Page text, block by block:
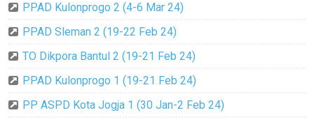
PPAD Kulonprogo 2 (4-6 Mar 24)
PPAD Sleman 2 (19-22 Feb 24)
TO Dikpora Bantul 2 (19-21 Feb 24)
PPAD Kulonprogo 1 (19-21 Feb 24)
PP ASPD Kota Jogja 1 (30 Jan-2 Feb 24)